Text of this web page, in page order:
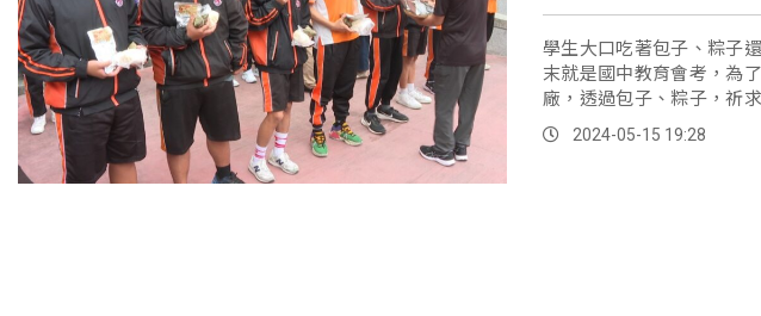
學生大口吃著包子、粽子
末就是國中教育會考，為
廠，透過包子、粽子，祈
生「豬事梅好」。
2024-05-15 19:28